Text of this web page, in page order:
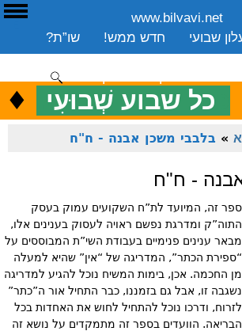
www.bilvavi.net
שו”ת?
חדש ממש!
שבועי
שיעורים שבועי
ספרים
ארכיון
סקירה כללית
ENGLISH
כל שבוע שְׁבוּעִי ♦
» בלבבי משכן אבנה - ח"ח
- ח"ח
ספר זה, המיועד לת”ח השקועים עמוק בעסק
התוה”ק ומדרגת נפשם ראויה לעסוק בענינים אלו,
מבאר ענינים פנימיים בעבודת השי”ת המבוססים על
“ספירת הכתר”, המדריגה של “אין” שהיא למעלה
מן החכמה. אכן, בימות המשיח נוכל להגיע למדריגה
נשגבה זו, אבל גם בזמננו, כבר התחיל אור ה”כתר”
לזרוח, ודרכו נוכל להתחיל לחוש את האחדות בכל
הבריאה. הוועדים בספר זה מתמקדים על נושא זה